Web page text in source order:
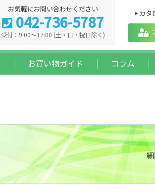
お買い物ガイド コラム
カタ
お気軽にお問い合わせください
042-736-5787
受付：9:00～17:00 (土・日・祝日除く)